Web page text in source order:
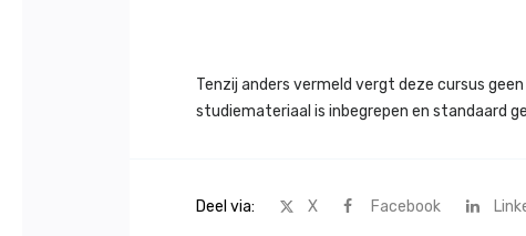
Tenzij anders vermeld vergt deze cursus
studiemateriaal is inbegrepen en standaard
Deel via: X Facebook